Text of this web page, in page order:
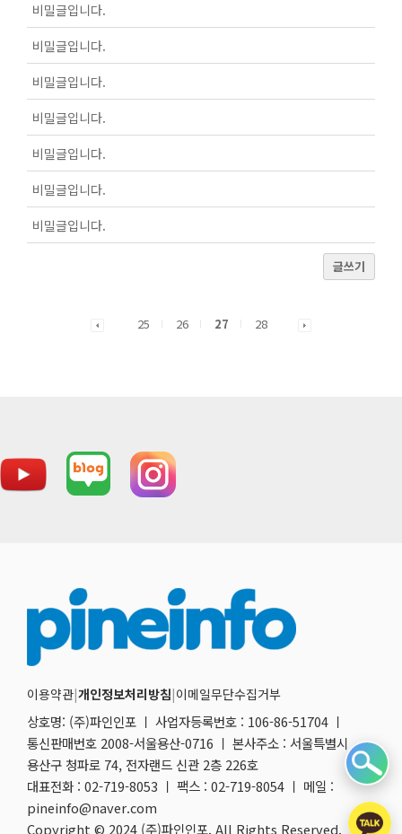
비밀글입니다.
비밀글입니다.
비밀글입니다.
비밀글입니다.
비밀글입니다.
비밀글입니다.
비밀글입니다.
글쓰기
25 26 27 28
이용약관|개인정보처리방침|이메일무단수집거부
상호명: (주)파인인포 ㅣ 사업자등록번호 : 106-86-51704 ㅣ
통신판매번호 2008-서울용산-0716 ㅣ 본사주소 : 서울특별시
용산구 청파로 74, 전자랜드 신관 2층 226호
대표전화 : 02-719-8053 ㅣ 팩스 : 02-719-8054 ㅣ 메일 :
pineinfo@naver.com
Copyright © 2024 (주)파인인포. All Rights Reserved.